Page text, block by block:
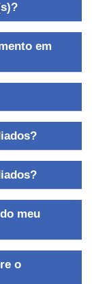
em
meu
o